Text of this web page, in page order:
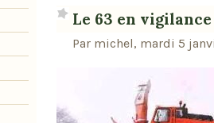
Le 63 en vigilance
Par michel, mardi 5